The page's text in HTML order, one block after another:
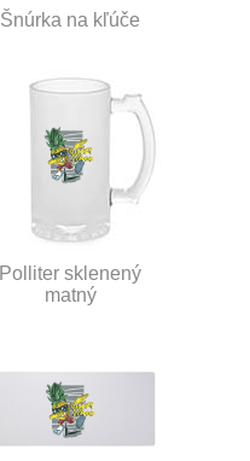
Šnúrka na kľúče
Polliter sklenený
matný